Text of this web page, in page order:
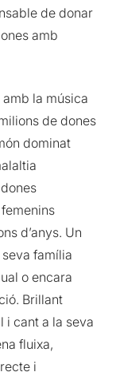
de donar
amb
amb la música
de dones
dominat
d’anys. Un
família
o encara
Brillant
i cant a la seva
fluixa,
i